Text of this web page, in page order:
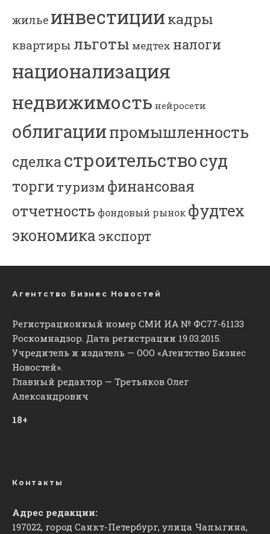
жилье инвестиции кадры
квартиры льготы медтех налоги
национализация
недвижимость нейросети
облигациипромышленность
сделкастроительствосуд
торгитуризм финансовая
отчетность фондовый рынок фудтех
экономика экспорт
Агентство Бизнес Новостей
Регистрационный номер СМИ ИА № ФС77-61133
Роскомнадзор. Дата регистрации 19.03.2015.
Учредитель и издатель — ООО «Агентство Бизнес
Новостей».
Главный редактор — Третьяков Олег
Александрович
18+
Контакты
Адрес редакции:
197022, город Санкт-Петербург, улица Чапыгина,